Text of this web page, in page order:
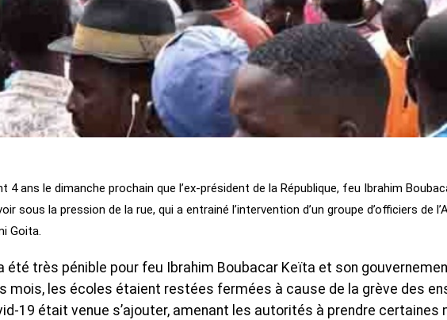
4 ans le dimanche prochain que l’ex-président de la République, feu Ibrahim
sous la pression de la rue, qui a entrainé l’intervention d’un groupe d’officiers de
Goita.
été très pénible pour feu Ibrahim Boubacar Keïta et son
mois, les écoles étaient restées fermées à cause de la grève des
19 était venue s’ajouter, amenant les autorités à prendre certaines